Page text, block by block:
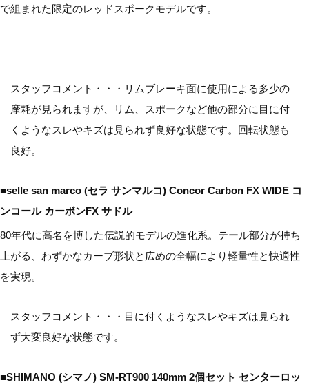
で組まれた限定のレッドスポークモデルです。
スタッフコメント・・・リムブレーキ面に使用による多少の
摩耗が見られますが、リム、スポークなど他の部分に目に付
くようなスレやキズは見られず良好な状態です。回転状態も
良好。
■selle san marco (セラ サンマルコ) Concor Carbon FX WIDE コ
ンコール カーボンFX サドル
80年代に高名を博した伝説的モデルの進化系。テール部分が持ち
上がる、わずかなカーブ形状と広めの全幅により軽量性と快適性
を実現。
スタッフコメント・・・目に付くようなスレやキズは見られ
ず大変良好な状態です。
■SHIMANO (シマノ) SM-RT900 140mm 2個セット センターロッ